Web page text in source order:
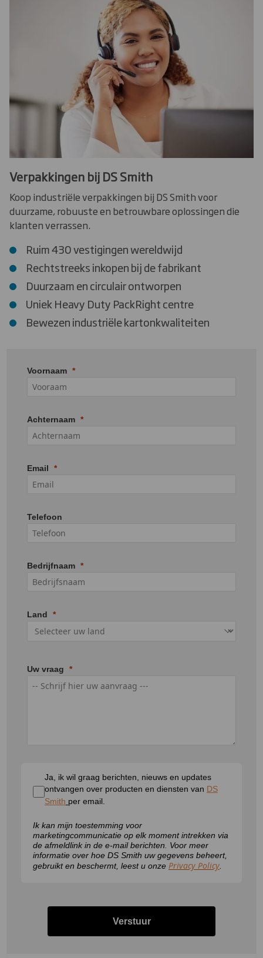
Verpakkingen bij DS Smith
Koop industriële verpakkingen bij DS Smith voor
duurzame, robuuste en betrouwbare oplossingen die
klanten verrassen.
Ruim 430 vestigingen wereldwijd
Rechtstreeks inkopen bij de fabrikant
Duurzaam en circulair ontworpen
Uniek Heavy Duty PackRight centre
Bewezen industriële kartonkwaliteiten
Voornaam
Achternaam
Email
Telefoon
Bedrijfnaam
Land
Uw vraag
Ja, ik wil graag berichten, nieuws en updates
ontvangen over producten en diensten van DS
Smith per email.
Ik kan mijn toestemming voor
marketingcommunicatie op elk moment intrekken via
de afmeldlink in de e-mail berichten. Voor meer
informatie over hoe DS Smith uw gegevens beheert,
gebruikt en beschermt, leest u onze Privacy Policy
Verstuur